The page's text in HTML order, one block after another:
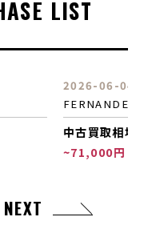
を誇ります。
が特徴的であり、
搭載しているため、
が可能です。
LIST
買取
中古
NEXT